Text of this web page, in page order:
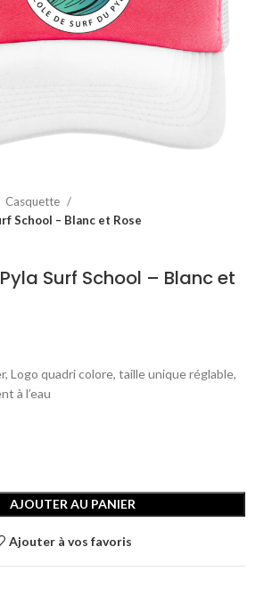
Casquette
School – Blanc et Rose
Surf School – Blanc et
Logo quadri colore, taille unique réglable,
à l’eau
AJOUTER AU PANIER
Ajouter à vos favoris